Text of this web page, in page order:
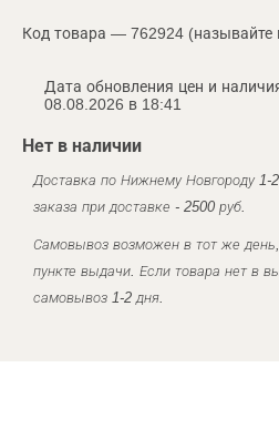
Код товара — 762924 (называйте
Дата обновления цен и
08.08.2026 в 18:41
Нет в наличии
Доставка по Нижнему Новгороду
заказа при доставке - 2500 руб.
Самовывоз возможен в тот же
пункте выдачи. Если товара нет в
самовывоз 1-2 дня.